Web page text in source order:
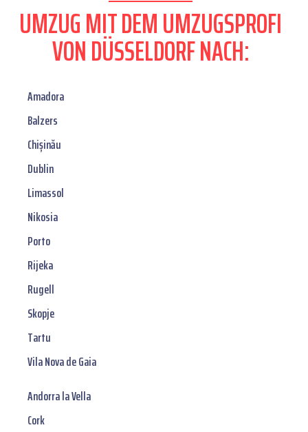
UMZUG MIT DEM UMZUGSPROFI
VON DÜSSELDORF NACH:
Amadora
Balzers
Chișinău
Dublin
Limassol
Nikosia
Porto
Rijeka
Rugell
Skopje
Tartu
Vila Nova de Gaia
Andorra la Vella
Cork